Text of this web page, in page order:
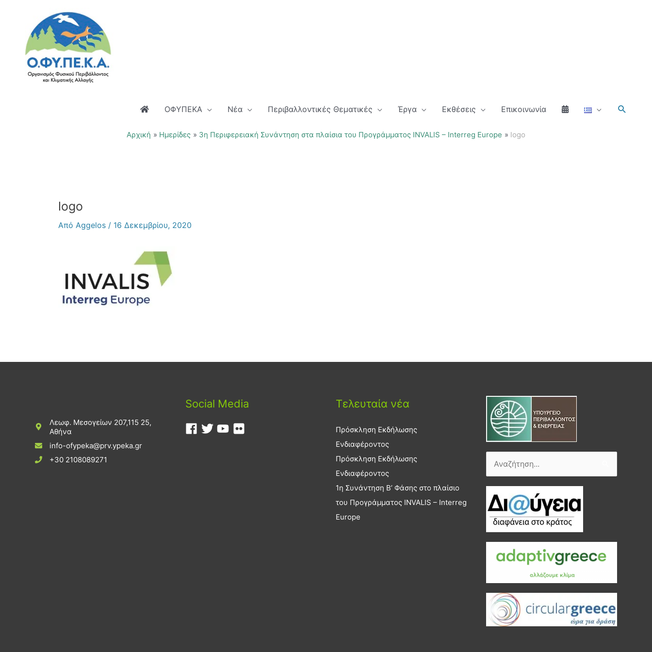
περιεχόμενο
ΟΦΥΠΕΚΑ Νέα Περιβαλλοντικές Θεματικές Έργα Εκθέσεις Επικοινωνία
Αρχική Ημερίδες 3η Περιφερειακή Συνάντηση στα πλαίσια του Προγράμματος INVALIS – Interreg Europe logo
logo
Από Aggelos / 16 Δεκεμβρίου, 2020
Λεωφ. Μεσογείων 207,115 25,
Αθήνα
info-ofypeka@prv.ypeka.gr
+30 2108089271
Social Media Τελευταία νέα
Πρόσκληση Εκδήλωσης
Ενδιαφέροντος
Πρόσκληση Εκδήλωσης
Ενδιαφέροντος
1η Συνάντηση Β’ Φάσης στο πλαίσιο
του Προγράμματος INVALIS – Interreg
Europe
Αναζήτηση